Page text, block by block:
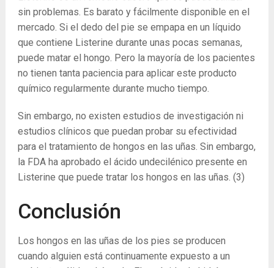
sin problemas. Es barato y fácilmente disponible en el
mercado. Si el dedo del pie se empapa en un líquido
que contiene Listerine durante unas pocas semanas,
puede matar el hongo. Pero la mayoría de los pacientes
no tienen tanta paciencia para aplicar este producto
químico regularmente durante mucho tiempo.
Sin embargo, no existen estudios de investigación ni
estudios clínicos que puedan probar su efectividad
para el tratamiento de hongos en las uñas. Sin embargo,
la FDA ha aprobado el ácido undecilénico presente en
Listerine que puede tratar los hongos en las uñas. (3)
Conclusión
Los hongos en las uñas de los pies se producen
cuando alguien está continuamente expuesto a un